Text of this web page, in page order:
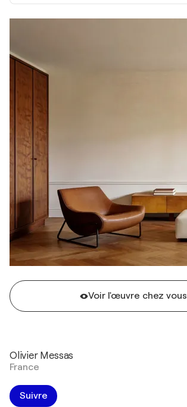
Voir l'œuvre chez vous
Olivier Messas
France
Suivre